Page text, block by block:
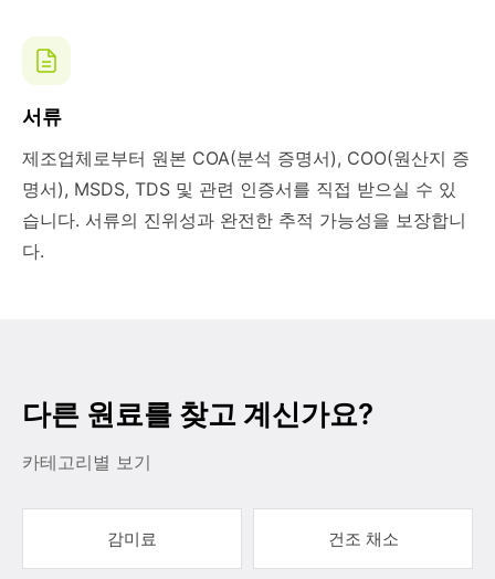
서류
제조업체로부터 원본 COA(분석 증명서), COO(원산지 증
명서), MSDS, TDS 및 관련 인증서를 직접 받으실 수 있
습니다. 서류의 진위성과 완전한 추적 가능성을 보장합니
다.
다른 원료를 찾고 계신가요?
카테고리별 보기
감미료 건조 채소